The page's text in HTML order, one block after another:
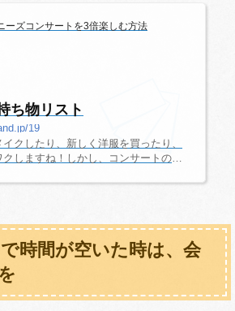
ーズコンサートを3倍楽しむ方法
ち物リスト
19
クしたり、新しく洋服を買ったり、
しますね！しかし、コンサートの時
以外に、「こんなものがあると便利
要なものは以下になります。スマ
（QRコードを表示できるもの）ファン
明書交通系ICカードうちわ・ペンラ
双眼鏡モバ...
時間が空いた時は、会